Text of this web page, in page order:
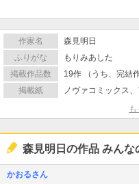
作家名
森見明日
ふりがな
もりみあした
掲載作品数
19作 （うち、完結
掲載紙
ノヴァコミックス
森見明日の作品 みんな
かおるさん